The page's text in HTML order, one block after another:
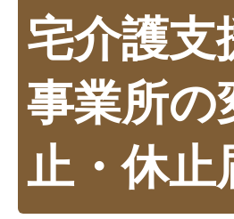
宅介護支
事業所の
止・休止